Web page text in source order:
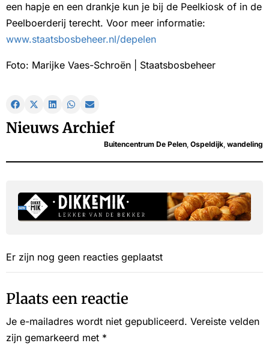
een hapje en een drankje kun je bij de Peelkiosk of in de
Peelboerderij terecht. Voor meer informatie:
www.staatsbosbeheer.nl/depelen
Foto: Marijke Vaes-Schroën | Staatsbosbeheer
Nieuws Archief
Buitencentrum De Pelen, Ospeldijk, wandeling
Er zijn nog geen reacties geplaatst
Plaats een reactie
Je e-mailadres wordt niet gepubliceerd. Vereiste velden
zijn gemarkeerd met *